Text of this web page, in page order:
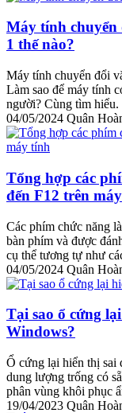
Máy tính
1 thế nào?
Máy tính chuyển đổi
Làm sao để máy tính
người? Cùng tìm hiểu.
04/05/2024 Quân
Tổng hợp các
đến F12 trên
Các phím chức năng
bàn phím và được
cụ thể tương tự như
04/05/2024 Quân
Tại sao ổ cứng
Windows?
Ổ cứng lại hiển thị sai
dung lượng trống có
phân vùng khôi phục
19/04/2023 Quân